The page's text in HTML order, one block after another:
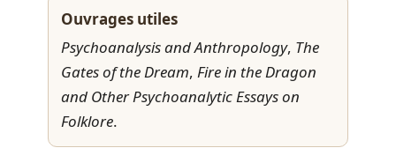
Ouvrages utiles
Psychoanalysis and Anthropology, The
Gates of the Dream,Fire in the Dragon
and Other Psychoanalytic Essays on
Folklore.